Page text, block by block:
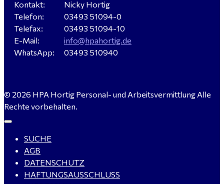
Verkäufer / Fachberater (m/w/d) - Baustoffe Fliesen -
für Dessau-Roßlau gesucht
gesucht - ab 4.500,00 €
WIG-Schweißer / Vorrichter (m/w/d) Anlagen- und
Rohrleitungsbau - Tagschicht - Leuna ab 20 €
Kontakt:
Telefon:
Telefax:
E-Mail:
WhatsApp:
Nicky Hortig
03493 51094-0
03493 51094-10
info@hpahortig.de
03493 510940
© 2026 HPA Hortig Personal- und Arbeitsvermittlung Alle
Rechte vorbehalten.
SUCHE
AGB
DATENSCHUTZ
HAFTUNGSAUSSCHLUSS